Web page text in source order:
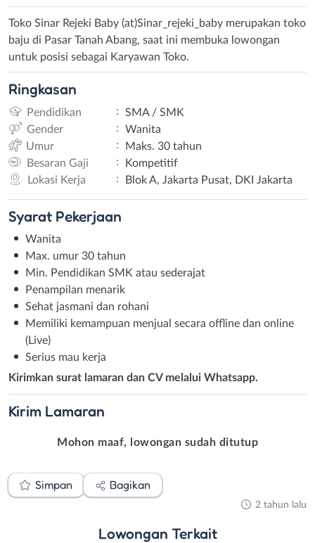
Toko Sinar Rejeki Baby (at)Sinar_rejeki_baby merupakan toko
baju di Pasar Tanah Abang, saat ini membuka lowongan
untuk posisi sebagai Karyawan Toko.
Ringkasan
Pendidikan :
SMA / SMK
Gender
:
Wanita
Umur
:
Maks. 30 tahun
Besaran Gaji
:
Kompetitif
Lokasi Kerja
: Blok A, Jakarta Pusat, DKI Jakarta
Syarat Pekerjaan
Wanita
Max. umur 30 tahun
Min. Pendidikan SMK atau sederajat
Penampilan menarik
Sehat jasmani dan rohani
Memiliki kemampuan menjual secara offline dan online
(Live)
Serius mau kerja
Kirimkan surat lamaran dan CV melalui Whatsapp.
Kirim Lamaran
Mohon maaf, lowongan sudah ditutup
Simpan Bagikan
2 tahun lalu
Lowongan Terkait